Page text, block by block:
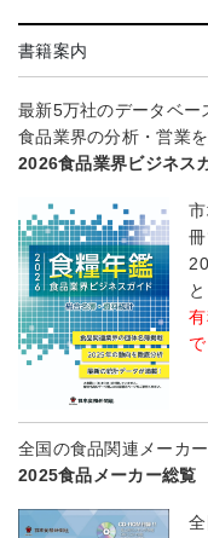
書籍案内
最新5万社のデータベー
食品業界の分析・営業
2026食品業界ビジネス
冊
全国の食品関連メーカ
2025食品メーカー総覧